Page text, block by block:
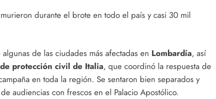
durante el brote en todo el país y casi 30 mil
de las ciudades más afectadas en Lombardía, así
protección civil de Italia, que coordinó la respuesta de
en toda la región. Se sentaron bien separados y
audiencias con frescos en el Palacio Apostólico.